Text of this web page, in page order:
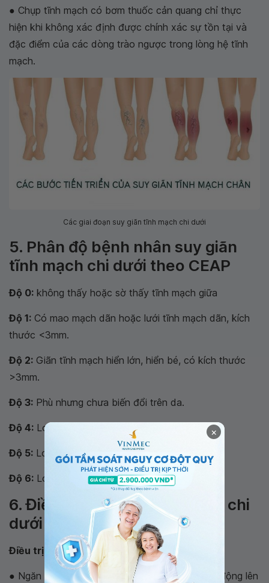
● Chụp tĩnh mạch có bơm thuốc cản quang chỉ thực
hiện khi không xác định được chính xác sự tồn tại và
đặc điểm của các dòng trào ngược trong lòng hệ tĩnh
mạch.
Các giai đoạn suy giãn tĩnh mạch chi dưới
5. Phân độ bệnh nhân suy giãn
tĩnh mạch chi dưới theo CEAP
Độ 0: không thấy hoặc sờ thấy tĩnh mạch giữa
Độ 1: Có mao mạch dãn hoặc lưới tĩnh mạch dãn, kích
thước <3mm.
Độ 2: Giãn tĩnh mạch hiển lớn, hiển bé, có kích thước
>3mm.
Độ 3: Phù nhưng chưa biến đổi trên da.
Độ 4: Loạn dưỡng da.
Độ 5: Loạn dưỡng da và có sẹo loét đã lành.
Độ 6: Loạn dưỡng da và loét tiến triển.
6. Điều trị suy giãn tĩnh mạch chi
dưới mãn tính như thế nào?
Điều trị nội khoa:
● Ngăn chặn sự trào ngược và làm các lực tác động lên
×